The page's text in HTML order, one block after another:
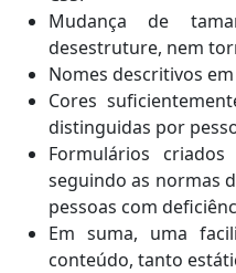
Mudança de
desestruture, nem
Nomes descritivos
Cores
distinguidas por
Formulários
seguindo as normas
pessoas com
Em suma, uma
conteúdo, tanto